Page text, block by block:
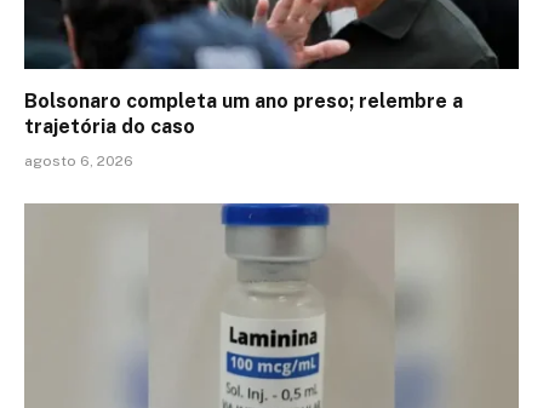
Bolsonaro completa um ano preso; relembre a
trajetória do caso
agosto 6, 2026